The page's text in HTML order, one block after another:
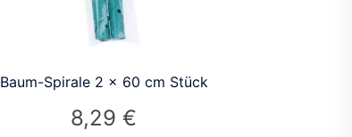
Baum-Spirale 2 x 60 cm Stück
8,29€